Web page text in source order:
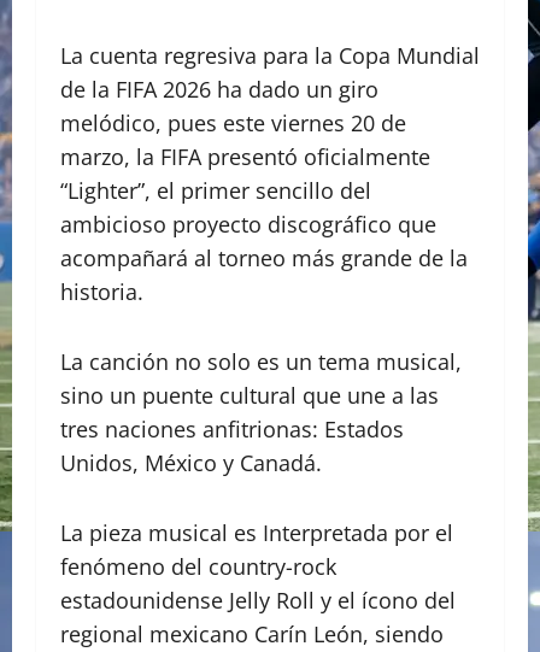
La cuenta regresiva para la Copa Mundial
de la FIFA 2026 ha dado un giro
melódico, pues este viernes 20 de
marzo, la FIFA presentó oficialmente
“Lighter”, el primer sencillo del
ambicioso proyecto discográfico que
acompañará al torneo más grande de la
historia.
La canción no solo es un tema musical,
sino un puente cultural que une a las
tres naciones anfitrionas: Estados
Unidos, México y Canadá.
La pieza musical es Interpretada por el
fenómeno del country-rock
estadounidense Jelly Roll y el ícono del
regional mexicano Carín León, siendo